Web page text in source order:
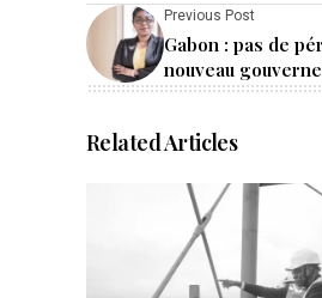
Previous Post
Gabon : pas de
nouveau
Related Articles